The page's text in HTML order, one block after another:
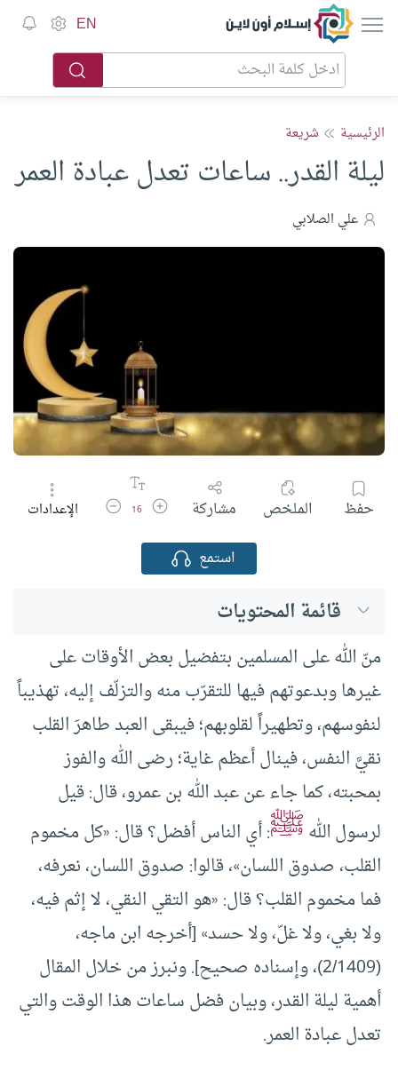
إسلام أون لاين EN
الرئيسية شريعة
ليلة القدر.. ساعات تعدل عبادة العمر
علي الصلابي
حفظ الملخص مشاركة زيادة حجم الخط
16 تقليل حجم الخط
الإعدادات
استمع
قائمة المحتويات
منّ الله على المسلمين بتفضيل بعض الأوقات على
غيرها وبدعوتهم فيها للتقرّب منه والتزلّف إليه، تهذيباً
لنفوسهم، وتطهيراً لقلوبهم؛ فيبقى العبد طاهرَ القلب
نقيَّ النفس، فينال أعظم غاية؛ رضى الله والفوز
بمحبته، كما جاء عن عبد الله بن عمرو، قال: قيل
لرسول اللهﷺ: أي الناس أفضل؟ قال: «كل مخموم
القلب، صدوق اللسان»، قالوا: صدوق اللسان، نعرفه،
فما مخموم القلب؟ قال: «هو التقي النقي، لا إثم فيه،
ولا بغي، ولا غلّ، ولا حسد» [أخرجه ابن ماجه،
(2/1409)، وإسناده صحيح]. ونبرز من خلال المقال
أهمية ليلة القدر، وبيان فضل ساعات هذا الوقت والتي
تعدل عبادة العمر.